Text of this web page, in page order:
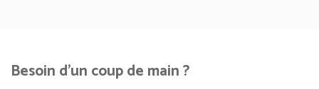
Besoin d'un coup de main ?